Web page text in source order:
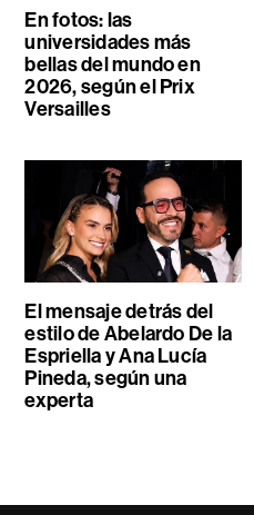
En fotos: las
universidades más
bellas del mundo en
2026, según el Prix
Versailles
El mensaje detrás del
estilo de Abelardo De la
Espriella y Ana Lucía
Pineda, según una
experta